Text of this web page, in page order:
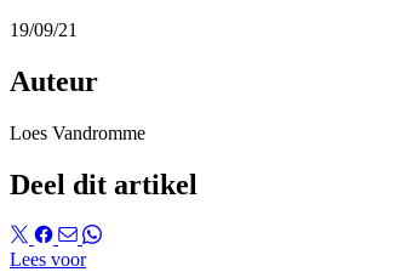
19/09/21
Auteur
Loes Vandromme
Deel dit artikel
Lees voor